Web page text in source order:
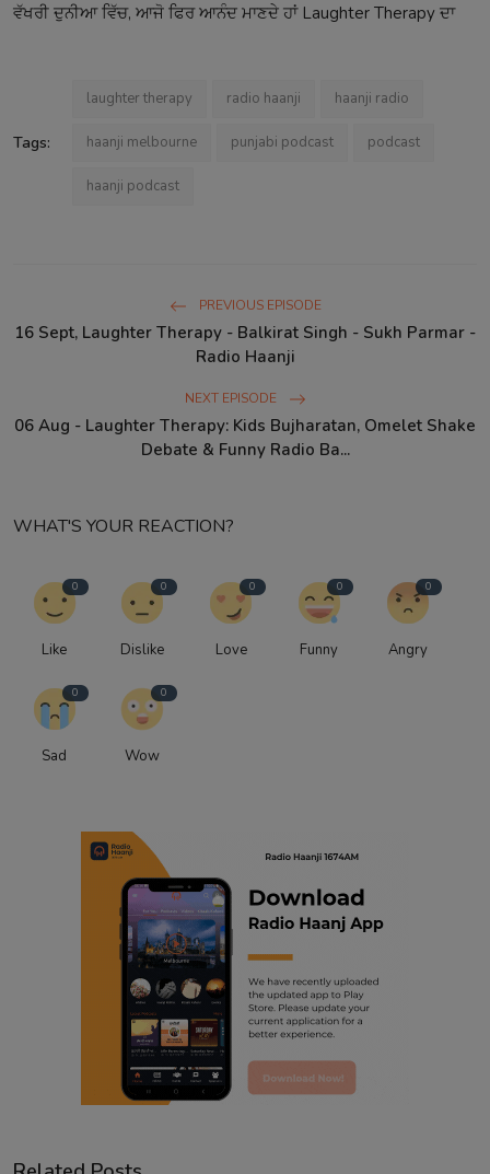
ਵੱਖਰੀ ਦੁਨੀਆ ਵਿੱਚ, ਆਜੋ ਫਿਰ ਆਨੰਦ ਮਾਣਦੇ ਹਾਂ Laughter Therapy ਦਾ
Tags:
laughter therapy radio haanji haanji radio
haanji melbourne punjabi podcast podcast
haanji podcast
PREVIOUS EPISODE
16 Sept, Laughter Therapy - Balkirat Singh - Sukh Parmar -
Radio Haanji
NEXT EPISODE
06 Aug - Laughter Therapy: Kids Bujharatan, Omelet Shake
Debate & Funny Radio Ba...
WHAT'S YOUR REACTION?
0
Like
0
Dislike
0
Love
0
Funny
0
Angry
0
Sad
0
Wow